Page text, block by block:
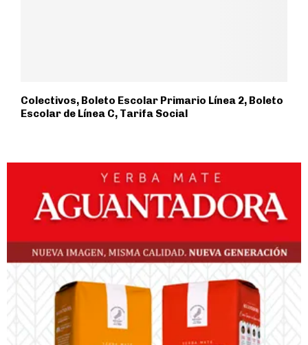
Colectivos, Boleto Escolar Primario Línea 2, Boleto
Escolar de Línea C, Tarifa Social